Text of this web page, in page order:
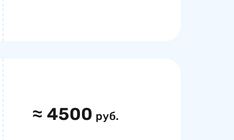
≈ 4500 руб.